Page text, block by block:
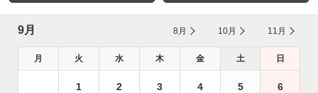
9月 8月 10月 11月
月 火 水 木 金 土 日
1 2 3 4 5 6